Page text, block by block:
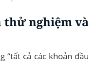
thử nghiệm và
“tất cả các khoản đầu